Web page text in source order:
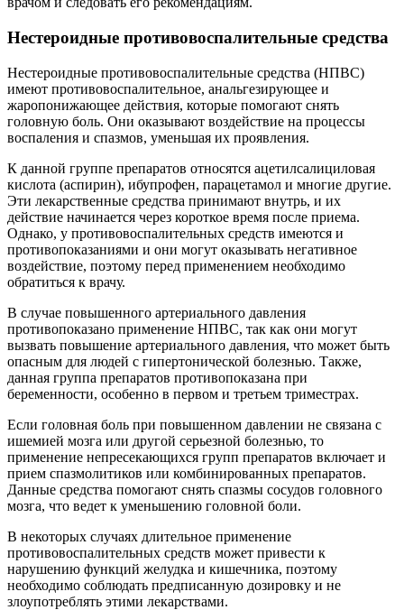
Нестероидные противовоспалительные средства
Нестероидные противовоспалительные средства (НПВС)
имеют противовоспалительное, анальгезирующее и
жаропонижающее действия, которые помогают снять
головную боль. Они оказывают воздействие на процессы
воспаления и спазмов, уменьшая их проявления.
К данной группе препаратов относятся ацетилсалициловая
кислота (аспирин), ибупрофен, парацетамол и многие другие.
Эти лекарственные средства принимают внутрь, и их
действие начинается через короткое время после приема.
Однако, у противовоспалительных средств имеются и
противопоказаниями и они могут оказывать негативное
воздействие, поэтому перед применением необходимо
обратиться к врачу.
В случае повышенного артериального давления
противопоказано применение НПВС, так как они могут
вызвать повышение артериального давления, что может быть
опасным для людей с гипертонической болезнью. Также,
данная группа препаратов противопоказана при
беременности, особенно в первом и третьем триместрах.
Если головная боль при повышенном давлении не связана с
ишемией мозга или другой серьезной болезнью, то
применение непресекающихся групп препаратов включает и
прием спазмолитиков или комбинированных препаратов.
Данные средства помогают снять спазмы сосудов головного
мозга, что ведет к уменьшению головной боли.
В некоторых случаях длительное применение
противовоспалительных средств может привести к
нарушению функций желудка и кишечника, поэтому
необходимо соблюдать предписанную дозировку и не
злоупотреблять этими лекарствами.